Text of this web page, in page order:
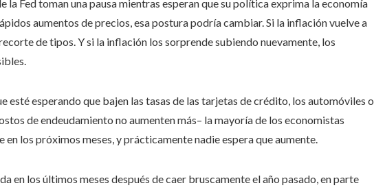
la Fed toman una pausa mientras esperan que su política exprima la economía
aumentos de precios, esa postura podría cambiar. Si la inflación vuelve a
de tipos. Y si la inflación los sorprende subiendo nuevamente, los
esté esperando que bajen las tasas de las tarjetas de crédito, los automóviles o
de endeudamiento no aumenten más– la mayoría de los economistas
en los próximos meses, y prácticamente nadie espera que aumente.
en los últimos meses después de caer bruscamente el año pasado, en parte